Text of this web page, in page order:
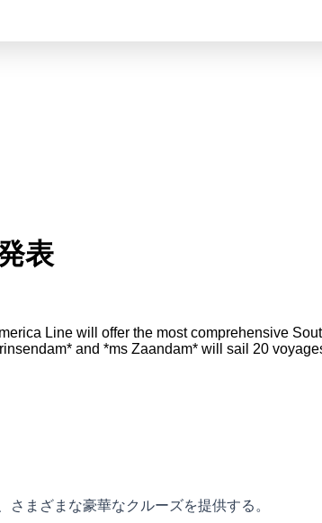
表
Line will offer the most comprehensive
and *ms Zaandam* will sail 20
まざまな豪華なクルーズを提供する。